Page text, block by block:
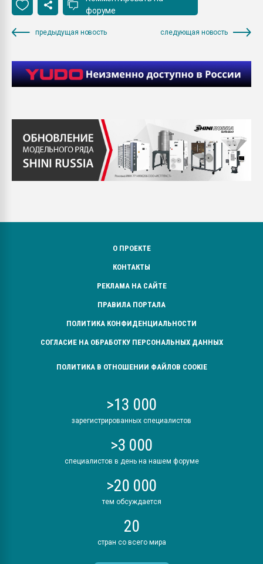
форуме
предыдущая новость следующая новость
О ПРОЕКТЕ
КОНТАКТЫ
РЕКЛАМА НА САЙТЕ
ПРАВИЛА ПОРТАЛА
ПОЛИТИКА КОНФИДЕНЦИАЛЬНОСТИ
СОГЛАСИЕ НА ОБРАБОТКУ ПЕРСОНАЛЬНЫХ ДАННЫХ
ПОЛИТИКА В ОТНОШЕНИИ ФАЙЛОВ COOKIE
>13 000
зарегистрированных специалистов
>3 000
специалистов в день на нашем форуме
>20 000
тем обсуждается
20
стран со всего мира